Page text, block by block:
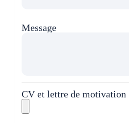
Message
CV et lettre de motivation